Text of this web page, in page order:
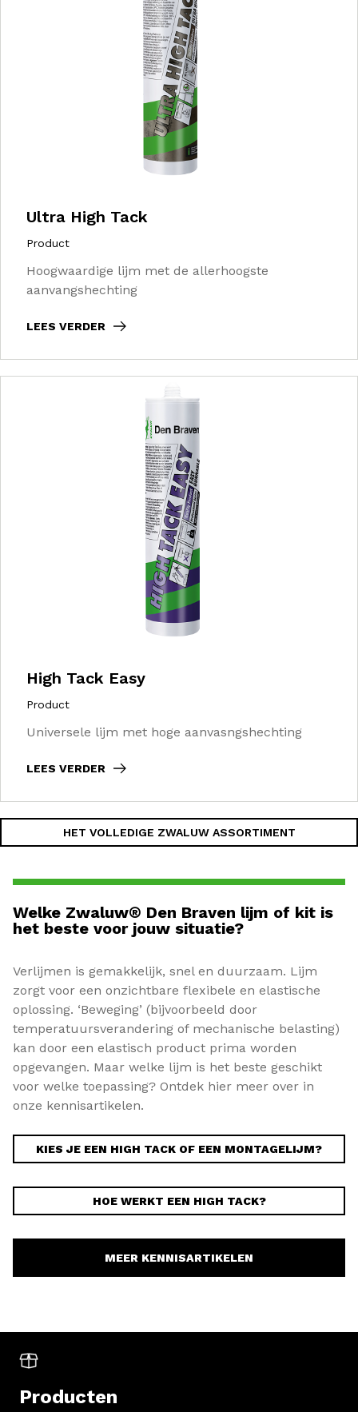
Ultra High Tack
Product
Hoogwaardige lijm met de allerhoogste
aanvangshechting
LEES VERDER
High Tack Easy
Product
Universele lijm met hoge aanvasngshechting
LEES VERDER
HET VOLLEDIGE ZWALUW ASSORTIMENT
Welke Zwaluw® Den Braven lijm of kit is
het beste voor jouw situatie?
Verlijmen is gemakkelijk, snel en duurzaam. Lijm
zorgt voor een onzichtbare flexibele en elastische
oplossing. ‘Beweging’ (bijvoorbeeld door
temperatuursverandering of mechanische belasting)
kan door een elastisch product prima worden
opgevangen. Maar welke lijm is het beste geschikt
voor welke toepassing? Ontdek hier meer over in
onze kennisartikelen.
KIES JE EEN HIGH TACK OF EEN MONTAGELIJM?
HOE WERKT EEN HIGH TACK?
MEER KENNISARTIKELEN
Producten